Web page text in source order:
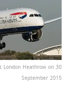
Heathrow on 30
September 2015